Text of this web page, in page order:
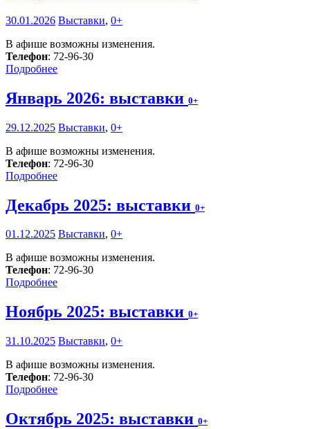
30.01.2026 Выставки, 0+
В афише возможны изменения.
Телефон: 72-96-30
Подробнее
Январь 2026: выставки 0+
29.12.2025 Выставки, 0+
В афише возможны изменения.
Телефон: 72-96-30
Подробнее
Декабрь 2025: выставки 0+
01.12.2025 Выставки, 0+
В афише возможны изменения.
Телефон: 72-96-30
Подробнее
Ноябрь 2025: выставки 0+
31.10.2025 Выставки, 0+
В афише возможны изменения.
Телефон: 72-96-30
Подробнее
Октябрь 2025: выставки 0+